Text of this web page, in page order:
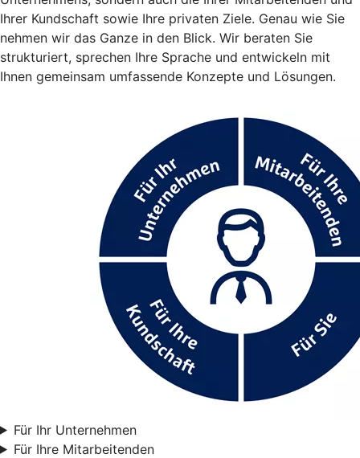
Ihrer Kundschaft sowie Ihre privaten Ziele. Genau wie Sie
nehmen wir das Ganze in den Blick. Wir beraten Sie
strukturiert, sprechen Ihre Sprache und entwickeln mit
Ihnen gemeinsam umfassende Konzepte und Lösungen.
Für Ihr Unternehmen
Für Ihre Mitarbeitenden